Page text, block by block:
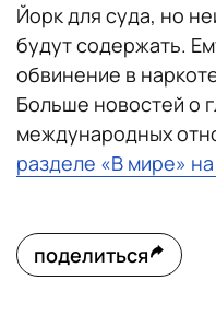
Йорк для суда, но
будут содержать.
обвинение в
Больше новостей о
международных
разделе «В мире»
поделиться